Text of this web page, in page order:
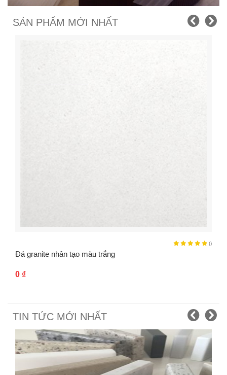
SẢN PHẨM MỚI NHẤT
()
Đá granite nhân tạo màu trắng
0 ₫
TIN TỨC MỚI NHẤT